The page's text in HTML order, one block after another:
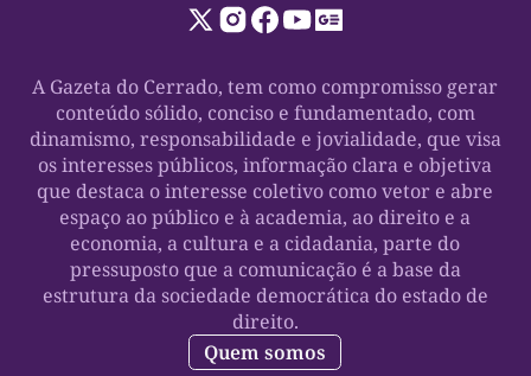
A Gazeta do Cerrado, tem como compromisso gerar
conteúdo sólido, conciso e fundamentado, com
dinamismo, responsabilidade e jovialidade, que visa
os interesses públicos, informação clara e objetiva
que destaca o interesse coletivo como vetor e abre
espaço ao público e à academia, ao direito e a
economia, a cultura e a cidadania, parte do
pressuposto que a comunicação é a base da
estrutura da sociedade democrática do estado de
direito.
Quem somos